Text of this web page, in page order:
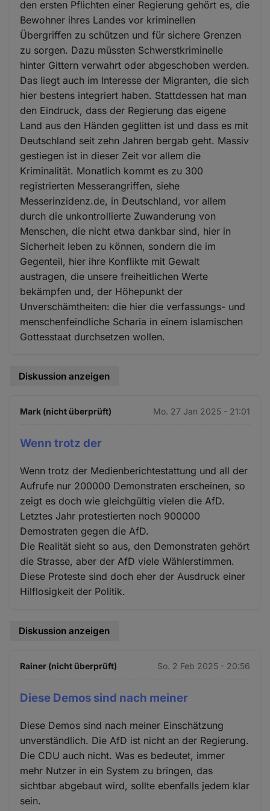
den ersten Pflichten einer Regierung gehört es, die
Bewohner ihres Landes vor kriminellen
Übergriffen zu schützen und für sichere Grenzen
zu sorgen. Dazu müssten Schwerstkriminelle
hinter Gittern verwahrt oder abgeschoben werden.
Das liegt auch im Interesse der Migranten, die sich
hier bestens integriert haben. Stattdessen hat man
den Eindruck, dass der Regierung das eigene
Land aus den Händen geglitten ist und dass es mit
Deutschland seit zehn Jahren bergab geht. Massiv
gestiegen ist in dieser Zeit vor allem die
Kriminalität. Monatlich kommt es zu 300
registrierten Messerangriffen, siehe
Messerinzidenz.de, in Deutschland, vor allem
durch die unkontrollierte Zuwanderung von
Menschen, die nicht etwa dankbar sind, hier in
Sicherheit leben zu können, sondern die im
Gegenteil, hier ihre Konflikte mit Gewalt
austragen, die unsere freiheitlichen Werte
bekämpfen und, der Höhepunkt der
Unverschämtheiten: die hier die verfassungs- und
menschenfeindliche Scharia in einem islamischen
Gottesstaat durchsetzen wollen.
Diskussion anzeigen
Mark (nicht überprüft) Mo. 27 Jan 2025 - 21:01
Wenn trotz der
Wenn trotz der Medienberichtestattung und all der
Aufrufe nur 200000 Demonstraten erscheinen, so
zeigt es doch wie gleichgültig vielen die AfD.
Letztes Jahr protestierten noch 900000
Demostraten gegen die AfD.
Die Realität sieht so aus, den Demonstraten gehört
die Strasse, aber der AfD viele Wählerstimmen.
Diese Proteste sind doch eher der Ausdruck einer
Hilflosigkeit der Politik.
Diskussion anzeigen
Rainer (nicht überprüft) So. 2 Feb 2025 - 20:56
Diese Demos sind nach meiner
Diese Demos sind nach meiner Einschätzung
unverständlich. Die AfD ist nicht an der Regierung.
Die CDU auch nicht. Was es bedeutet, immer
mehr Nutzer in ein System zu bringen, das
sichtbar abgebaut wird, sollte ebenfalls jedem klar
sein.